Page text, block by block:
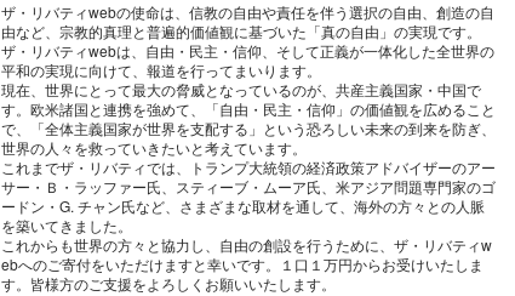
ザ・リバティwebの使命は、信教の自由や責任を伴う選択の自由、創造の自
由など、宗教的真理と普遍的価値観に基づいた「真の自由」の実現です。
ザ・リバティwebは、自由・民主・信仰、そして正義が一体化した全世界の
平和の実現に向けて、報道を行ってまいります。
現在、世界にとって最大の脅威となっているのが、共産主義国家・中国で
す。欧米諸国と連携を強めて、「自由・民主・信仰」の価値観を広めること
で、「全体主義国家が世界を支配する」という恐ろしい未来の到来を防ぎ、
世界の人々を救っていきたいと考えています。
これまでザ・リバティでは、トランプ大統領の経済政策アドバイザーのアー
サー・Ｂ・ラッファー氏、スティーブ・ムーア氏、米アジア問題専門家のゴ
ードン・G. チャン氏など、さまざまな取材を通して、海外の方々との人脈
を築いてきました。
これからも世界の方々と協力し、自由の創設を行うために、ザ・リバティw
ebへのご寄付をいただけますと幸いです。１口１万円からお受けいたしま
す。皆様方のご支援をよろしくお願いいたします。